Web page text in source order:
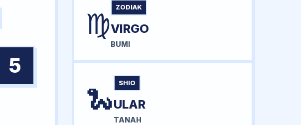
5
♍ ZODIAK
VIRGO
BUMI
🐍 SHIO
ULAR
TANAH